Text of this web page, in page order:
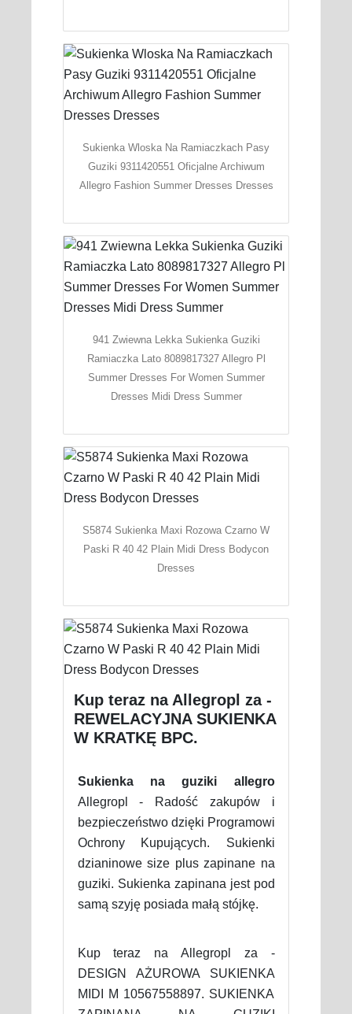
Sukienka Wloska Na Ramiaczkach Pasy
Guziki 9311420551 Oficjalne Archiwum
Allegro Fashion Summer Dresses Dresses
941 Zwiewna Lekka Sukienka Guziki
Ramiaczka Lato 8089817327 Allegro Pl
Summer Dresses For Women Summer
Dresses Midi Dress Summer
S5874 Sukienka Maxi Rozowa Czarno W
Paski R 40 42 Plain Midi Dress Bodycon
Dresses
Kup teraz na Allegropl za -
REWELACYJNA SUKIENKA
W KRATKĘ BPC.
Sukienka na guziki allegro
Allegropl - Radość zakupów i
bezpieczeństwo dzięki Programowi
Ochrony Kupujących. Sukienki
dzianinowe size plus zapinane na
guziki. Sukienka zapinana jest pod
samą szyję posiada małą stójkę.
Kup teraz na Allegropl za -
DESIGN AŻUROWA SUKIENKA
MIDI M 10567558897. SUKIENKA